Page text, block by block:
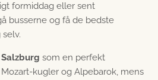
formiddag eller sent
busserne og få de bedste
Salzburg som en perfekt
kugler og Alpebarok, mens